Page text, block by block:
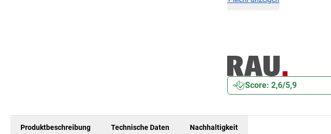
Score: 2,6/5,9
Produktbeschreibung Technische Daten Nachhaltigkeit